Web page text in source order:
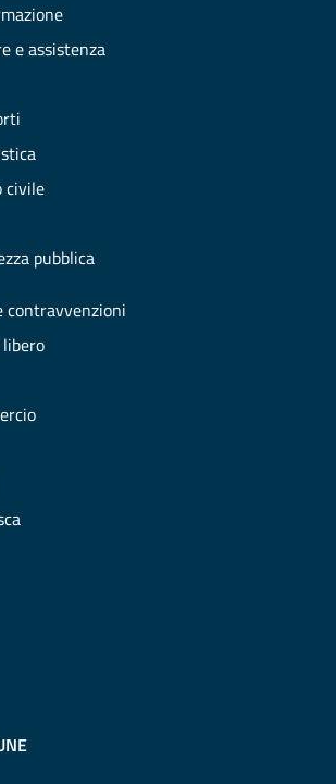
e assistenza
civile
pubblica
contravvenzioni